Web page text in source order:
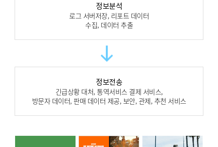
정보분석
로그 서버저장, 리포트 데이터
수집, 데이터 추출
정보전송
긴급상황 대처, 통역서비스 결제 서비스,
방문자 데이터, 판매 데이터 제공, 보안, 관제, 추천 서비스